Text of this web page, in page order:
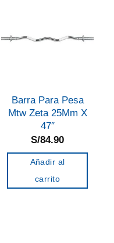
Barra Para Pesa
Mtw Zeta 25Mm X
47″
S/84.90
Añadir al
carrito